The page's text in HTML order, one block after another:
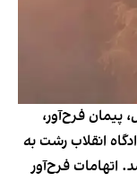
پیمان فرح‌آور،
انقلاب رشت به
اتهامات فرح‌آور